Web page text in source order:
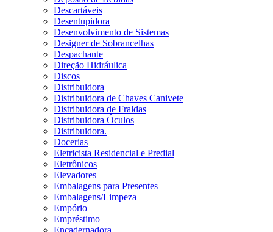
Descartáveis
Desentupidora
Desenvolvimento de Sistemas
Designer de Sobrancelhas
Despachante
Direção Hidráulica
Discos
Distribuidora
Distribuidora de Chaves Canivete
Distribuidora de Fraldas
Distribuidora Óculos
Distribuidora.
Docerias
Eletricista Residencial e Predial
Eletrônicos
Elevadores
Embalagens para Presentes
Embalagens/Limpeza
Empório
Empréstimo
Encadernadora